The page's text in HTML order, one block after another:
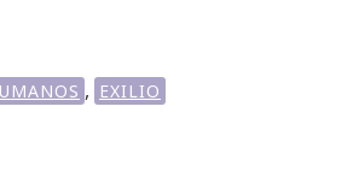
, EXILIO